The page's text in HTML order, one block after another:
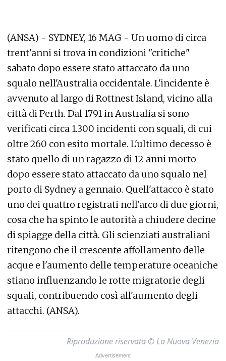
(ANSA) - SYDNEY, 16 MAG - Un uomo di circa
trent'anni si trova in condizioni "critiche"
sabato dopo essere stato attaccato da uno
squalo nell'Australia occidentale. L'incidente è
avvenuto al largo di Rottnest Island, vicino alla
città di Perth. Dal 1791 in Australia si sono
verificati circa 1.300 incidenti con squali, di cui
oltre 260 con esito mortale. L'ultimo decesso è
stato quello di un ragazzo di 12 anni morto
dopo essere stato attaccato da uno squalo nel
porto di Sydney a gennaio. Quell'attacco è stato
uno dei quattro registrati nell'arco di due giorni,
cosa che ha spinto le autorità a chiudere decine
di spiagge della città. Gli scienziati australiani
ritengono che il crescente affollamento delle
acque e l'aumento delle temperature oceaniche
stiano influenzando le rotte migratorie degli
squali, contribuendo così all'aumento degli
attacchi. (ANSA).
Riproduzione riservata © La Nuova Venezia